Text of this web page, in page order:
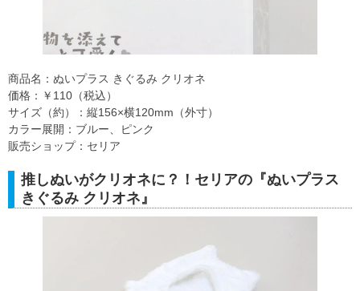
商品名：ぬいプラス きぐるみ クリオネ
価格：￥110（税込）
サイズ（約）：縦156×横120mm（外寸）
カラー展開：ブルー、ピンク
販売ショップ：セリア
推しぬいがクリオネに？！セリアの『ぬいプラス
きぐるみ クリオネ』